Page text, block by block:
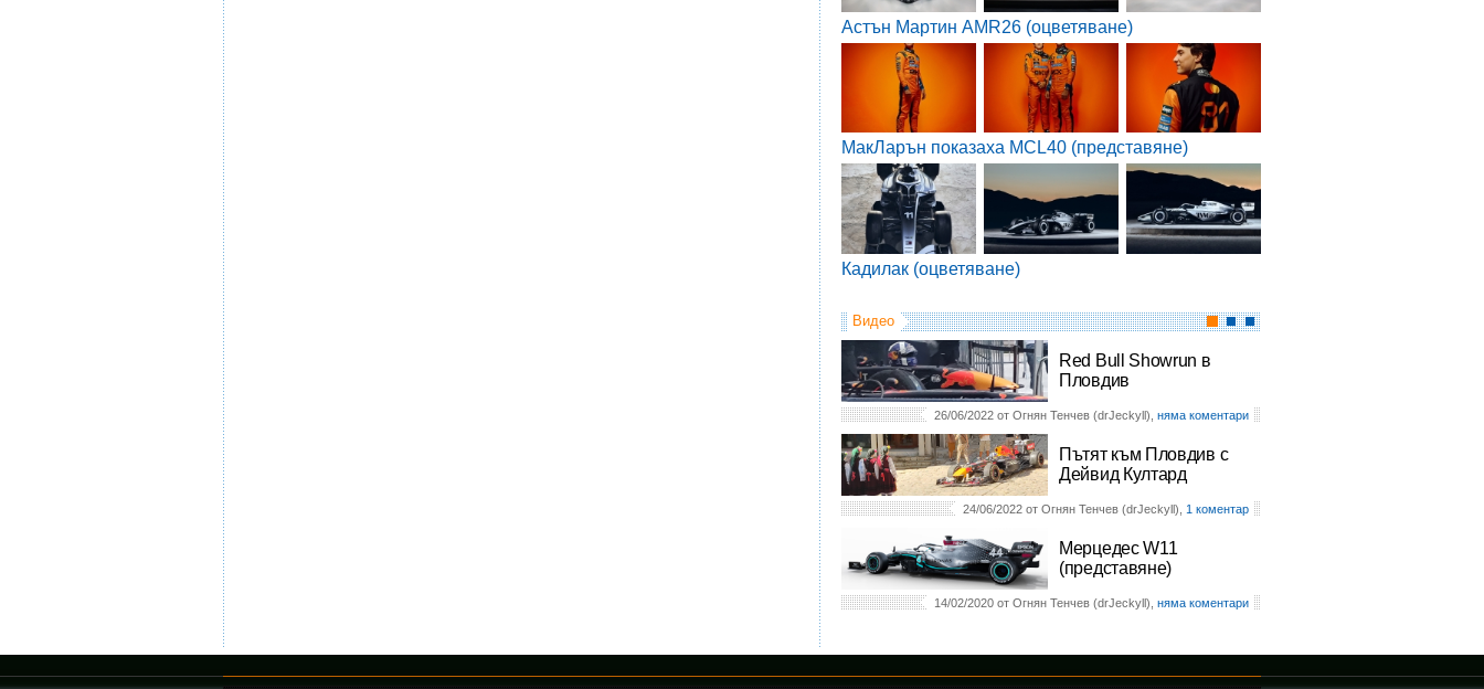
Астън Мартин AMR26 (оцветяване)
МакЛарън показаха MCL40 (представяне)
Кадилак (оцветяване)
Видео
Red Bull Showrun в
Пловдив
26/06/2022 от Огнян Тенчев (drJeckyll), няма коментари
Пътят към Пловдив с
Дейвид Култард
24/06/2022 от Огнян Тенчев (drJeckyll), 1 коментар
Мерцедес W11
(представяне)
14/02/2020 от Огнян Тенчев (drJeckyll), няма коментари